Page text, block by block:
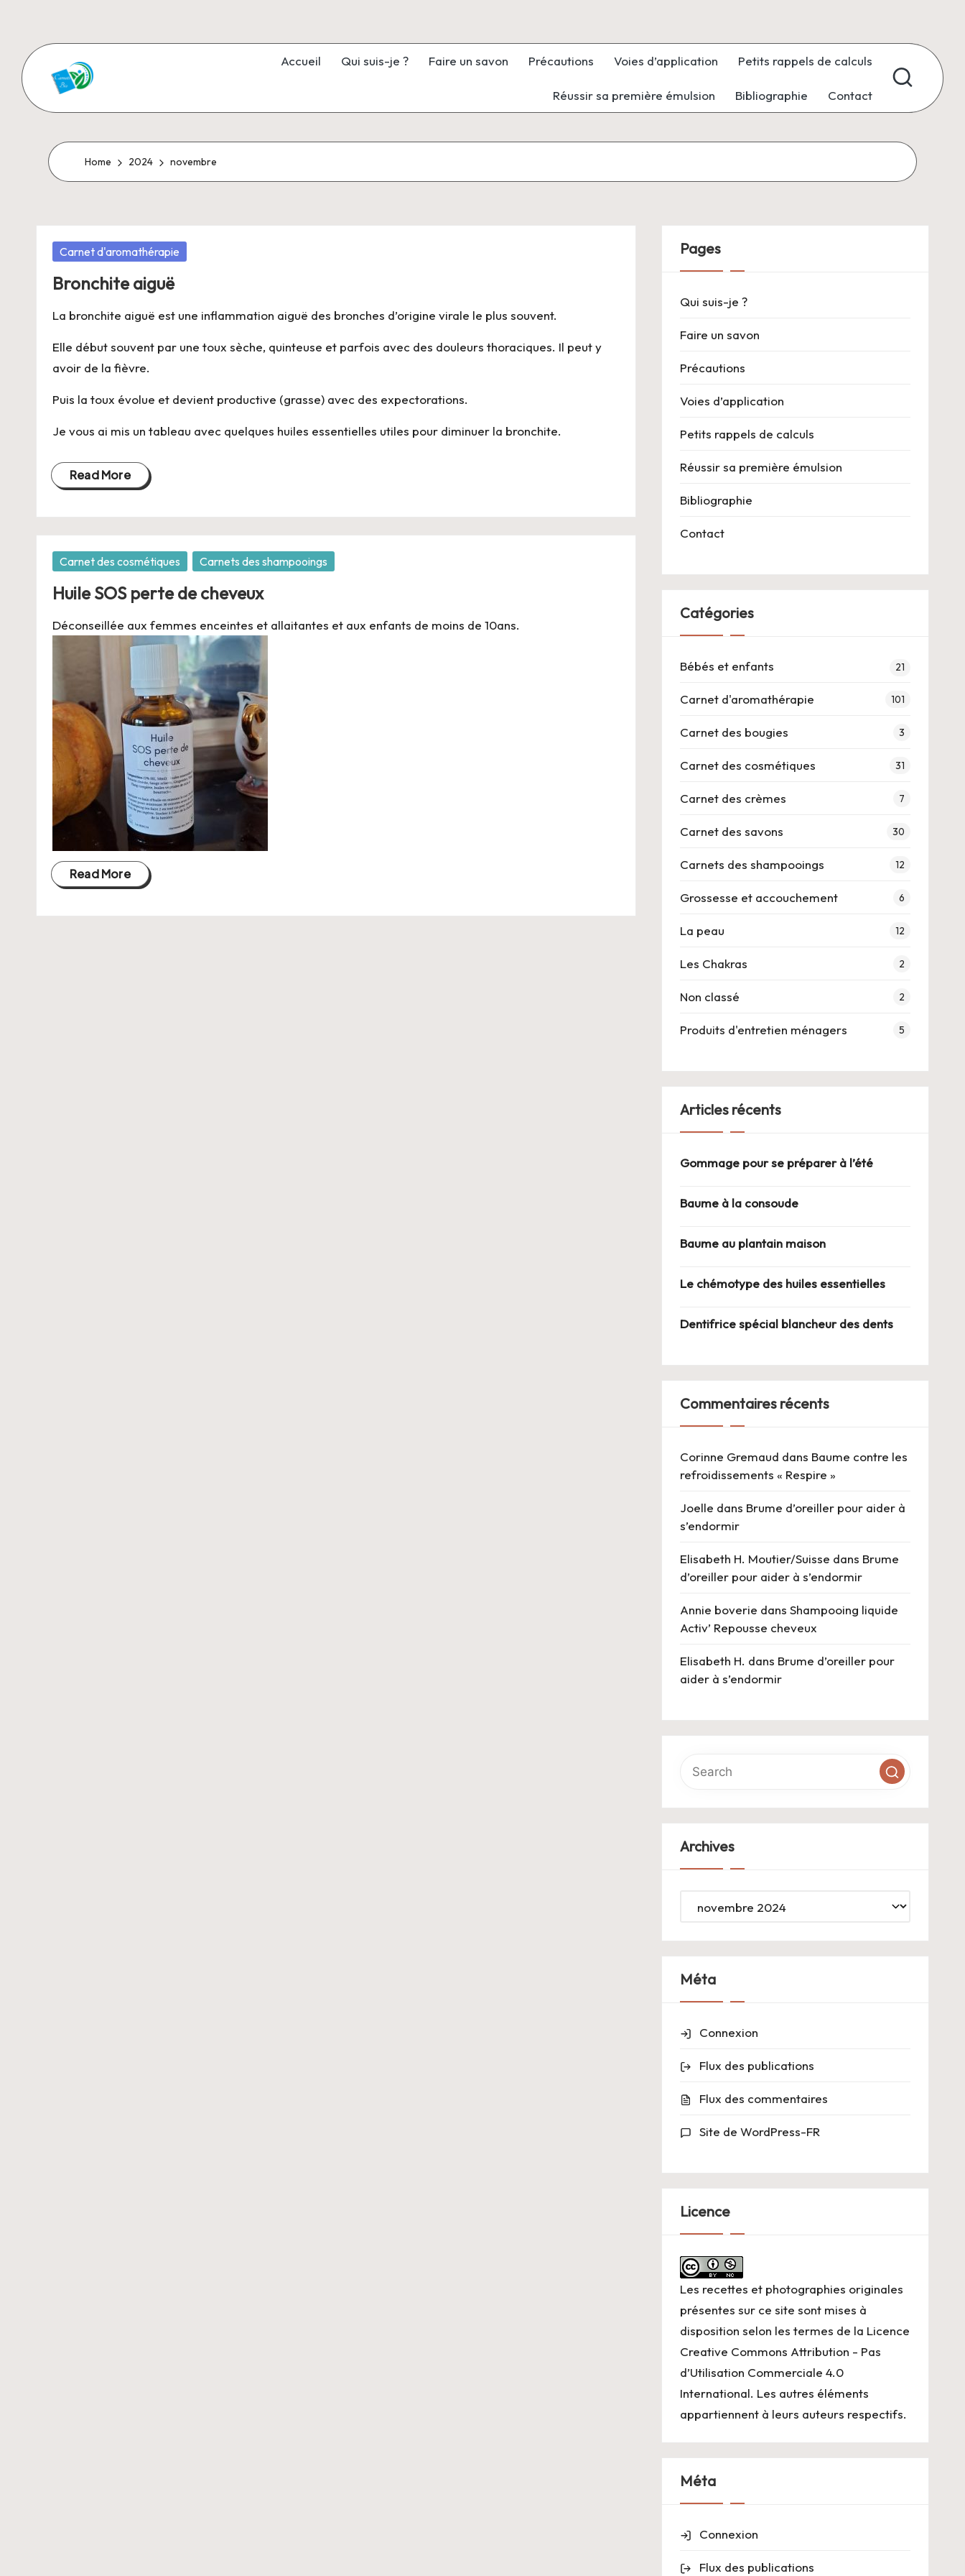
content
C
a
r
e
t
s
-
B
i
o
Cosmétiques
naturels
Accueil Qui suis-je ? Faire un savon Précautions Voies d’application Petits rappels de calculs
Réussir sa première émulsion Bibliographie Contact
Home 2024 novembre
Posted
Carnet d'aromathérapie
Bronchite aiguë
La bronchite aiguë est une inflammation aiguë des bronches d’origine virale le plus souvent.
Elle début souvent par une toux sèche, quinteuse et parfois avec des douleurs thoraciques. Il peut y
avoir de la fièvre.
Puis la toux évolue et devient productive (grasse) avec des expectorations.
Je vous ai mis un tableau avec quelques huiles essentielles utiles pour diminuer la bronchite.
Read More
Posted
Carnet des cosmétiques Carnets des shampooings
Huile SOS perte de cheveux
Déconseillée aux femmes enceintes et allaitantes et aux enfants de moins de 10ans.
Read More
Pages
Qui suis-je ?
Faire un savon
Précautions
Voies d’application
Petits rappels de calculs
Réussir sa première émulsion
Bibliographie
Contact
Catégories
Bébés et enfants 21
Carnet d'aromathérapie 101
Carnet des bougies 3
Carnet des cosmétiques 31
Carnet des crèmes 7
Carnet des savons 30
Carnets des shampooings 12
Grossesse et accouchement 6
La peau 12
Les Chakras 2
Non classé 2
Produits d'entretien ménagers 5
Articles récents
Gommage pour se préparer à l’été
Baume à la consoude
Baume au plantain maison
Le chémotype des huiles essentielles
Dentifrice spécial blancheur des dents
Commentaires récents
Corinne Gremaud dans Baume contre les
refroidissements « Respire »
Joelle dans Brume d’oreiller pour aider à
s’endormir
Elisabeth H. Moutier/Suisse dans Brume
d’oreiller pour aider à s’endormir
Annie boverie dans Shampooing liquide
Activ’ Repousse cheveux
Elisabeth H. dans Brume d’oreiller pour
aider à s’endormir
Archives
Méta
Connexion
Flux des publications
Flux des commentaires
Site de WordPress-FR
Licence
Les recettes et photographies originales
présentes sur ce site sont mises à
disposition selon les termes de la Licence
Creative Commons Attribution - Pas
d’Utilisation Commerciale 4.0
International. Les autres éléments
appartiennent à leurs auteurs respectifs.
Méta
Connexion
Flux des publications